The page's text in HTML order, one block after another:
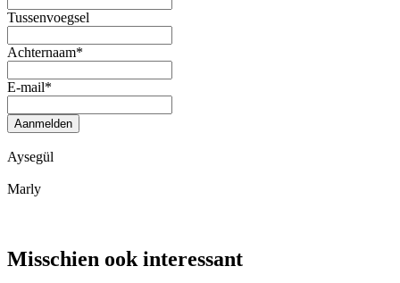
Tussenvoegsel
Achternaam*
E-mail*
Aanmelden
Aysegül
Marly
Misschien ook interessant